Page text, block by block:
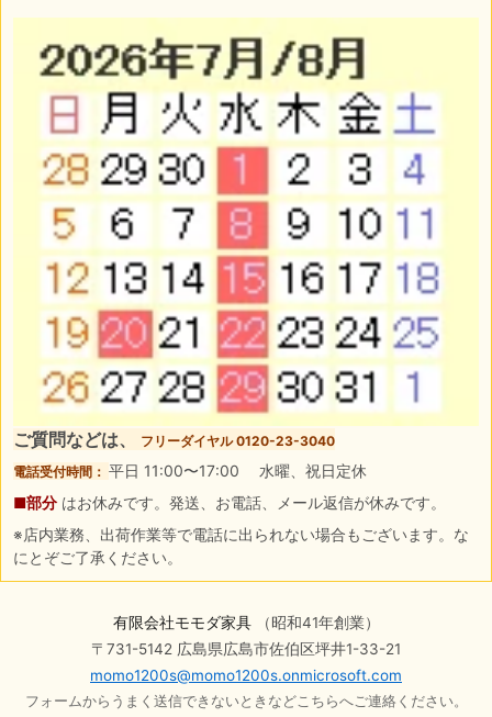
ご質問などは、
フリーダイヤル 0120-23-3040
電話受付時間： 平日 11:00〜17:00 水曜、祝日定休
■部分 はお休みです。発送、お電話、メール返信が休みです。
※店内業務、出荷作業等で電話に出られない場合もございます。な
にとぞご了承ください。
有限会社モモダ家具（昭和41年創業）
〒731-5142 広島県広島市佐伯区坪井1-33-21
momo1200s@momo1200s.onmicrosoft.com
フォームからうまく送信できないときなどこちらへご連絡ください。